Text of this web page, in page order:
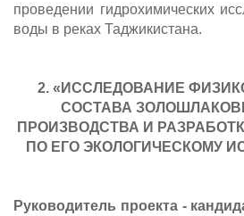
проведении гидрохимических
воды в реках Таджикистана.
2. «ИССЛЕДОВАНИЕ
СОСТАВА
ПРОИЗВОДСТВА И
ПО ЕГО ЭКОЛОГИЧЕСКОМУ
Руководитель проекта -